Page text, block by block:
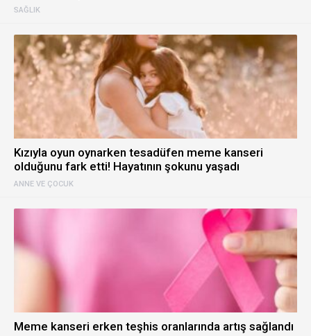
SAĞLIK
ANNE VE ÇOCUK
Kızıyla oyun oynarken tesadüfen meme kanseri
olduğunu fark etti! Hayatının şokunu yaşadı
Meme kanseri erken teşhis oranlarında artış sağlandı